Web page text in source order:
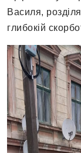
Василя,
глибокій